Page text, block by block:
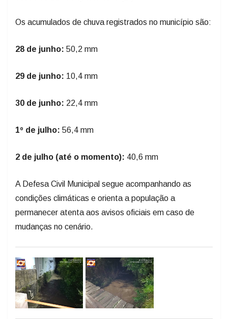
Os acumulados de chuva registrados no município são:
28 de junho: 50,2 mm
29 de junho: 10,4 mm
30 de junho: 22,4 mm
1º de julho: 56,4 mm
2 de julho (até o momento): 40,6 mm
A Defesa Civil Municipal segue acompanhando as
condições climáticas e orienta a população a
permanecer atenta aos avisos oficiais em caso de
mudanças no cenário.